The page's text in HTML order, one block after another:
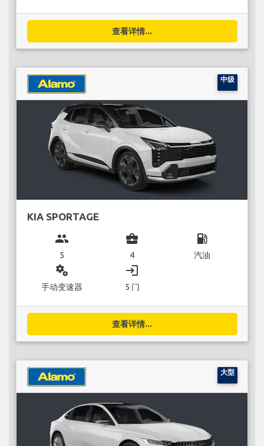
查看详情...
中级
KIA SPORTAGE
group
5
business_center
4
local_gas_station
汽油
miscellaneous_services
手动变速器
login
5 门
查看详情...
大型